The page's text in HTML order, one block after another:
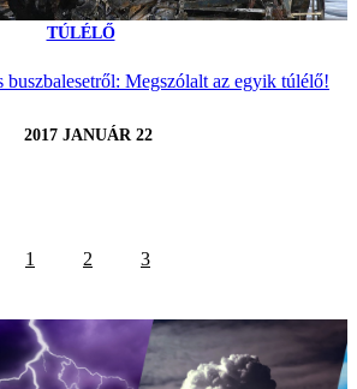
TÚLÉLŐ
buszbalesetről: Megszólalt az egyik túlélő!
2017 JANUÁR 22
1 2 3